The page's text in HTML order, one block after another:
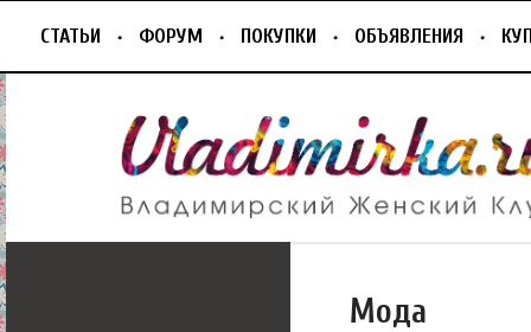
СТАТЬИ ФОРУМ ПОКУПКИ ОБЪЯВЛЕНИЯ
Мода